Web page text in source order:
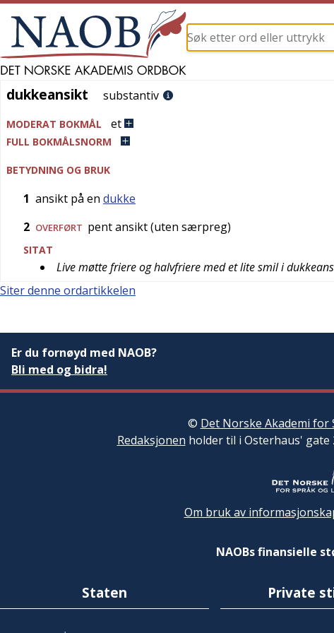
dukkeansikt
dukkeansikt substantiv
MODERAT BOKMÅL et
FULL BOKMÅLSNORM
BETYDNING OG BRUK
1 ansikt på en dukke
2 OVERFØRT pent ansikt (uten særpreg)
SITAT
Live møtte friere og halvfriere med et lite smil i
Siter denne ordartikkelen
Er du fornøyd med NAOB?
Bli med og bidra!
© Det Norske Akademi
Redaksjonen holder til i Osterhaus' gate
Om bruk av
NAOBs finansielle
Staten Private